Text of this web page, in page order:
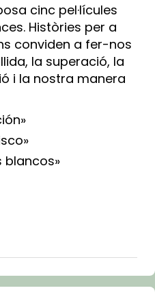
cinc pel·lícules
Històries per a
conviden a fer-nos
la superació, la
i la nostra manera
blancos»